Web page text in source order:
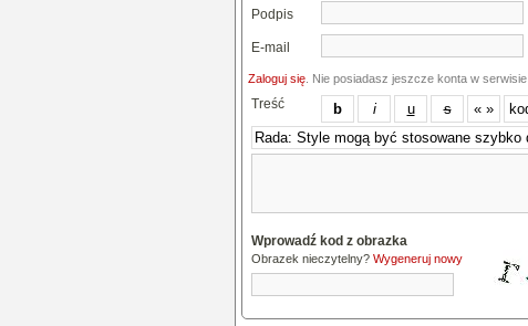
Podpis
E-mail
Zaloguj się . Nie posiadasz jeszcze konta w serwisie
Treść
Wprowadź kod z obrazka
Obrazek nieczytelny? Wygeneruj nowy